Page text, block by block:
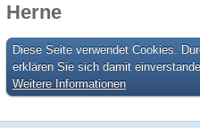
Herne
Diese Seite verwendet Cookies.
erklären Sie sich damit
Weitere Informationen